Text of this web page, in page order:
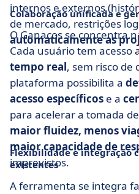
internos e externos
de mercado, restrições
automaticamente as
Colaboração unificada e
O Ganacos se concentra
Cada usuário tem acesso
tempo real, sem risco de
plataforma possibilita a
acesso específicos e a
para acelerar a tomada
maior fluidez, menos
maior capacidade de
imprevistos.
Flexibilidade e integração
existentes
A ferramenta se integra